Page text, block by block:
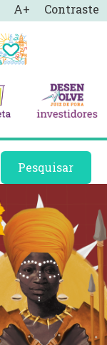
A+ Contraste
Pesquisar